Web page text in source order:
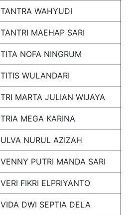
TANTRA WAHYUDI
TANTRI MAEHAP SARI
TITA NOFA NINGRUM
TITIS WULANDARI
TRI MARTA JULIAN WIJAYA
TRIA MEGA KARINA
ULVA NURUL AZIZAH
VENNY PUTRI MANDA SARI
VERI FIKRI ELPRIYANTO
VIDA DWI SEPTIA DELA